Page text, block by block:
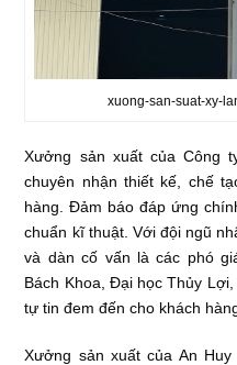
xuong-san-suat-xy-
Xưởng sản xuất của Công
chuyên nhận thiết kế, chế
hàng. Đảm báo đáp ứng
chuẩn kĩ thuật. Với đội ngũ
và dàn cố vấn là các phó
Bách Khoa, Đại học Thủy
tự tin đem đến cho khách
Xưởng sản xuất của An